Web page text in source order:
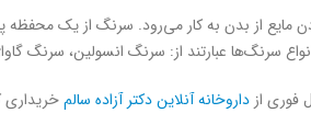
مایع از بدن به کار می‌رود. سرنگ از یک
از: سرنگ انسولین، سرنگ گاواژ، سرنگ 2، 3،
فوری از داروخانه آنلاین دکتر آزاده سالمخریداری